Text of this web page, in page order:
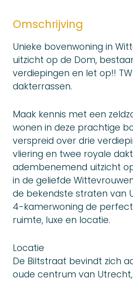
Omschrijving
Unieke bovenwoning in
uitzicht op de Dom,
verdiepingen en let op!!
dakterrassen.
Maak kennis met een
wonen in deze prachtige
verspreid over drie
vliering en twee royale
adembenemend uitzicht
in de geliefde
de bekendste straten van
4-kamerwoning de
ruimte, luxe en locatie.
Locatie
De Biltstraat bevindt zich
oude centrum van